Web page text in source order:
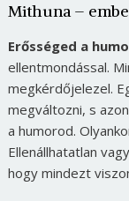
Mithuna –
Erősséged a
ellentmondással.
megkérdőjelezel.
megváltozni, s
a humorod.
Ellenállhatatlan
hogy mindezt